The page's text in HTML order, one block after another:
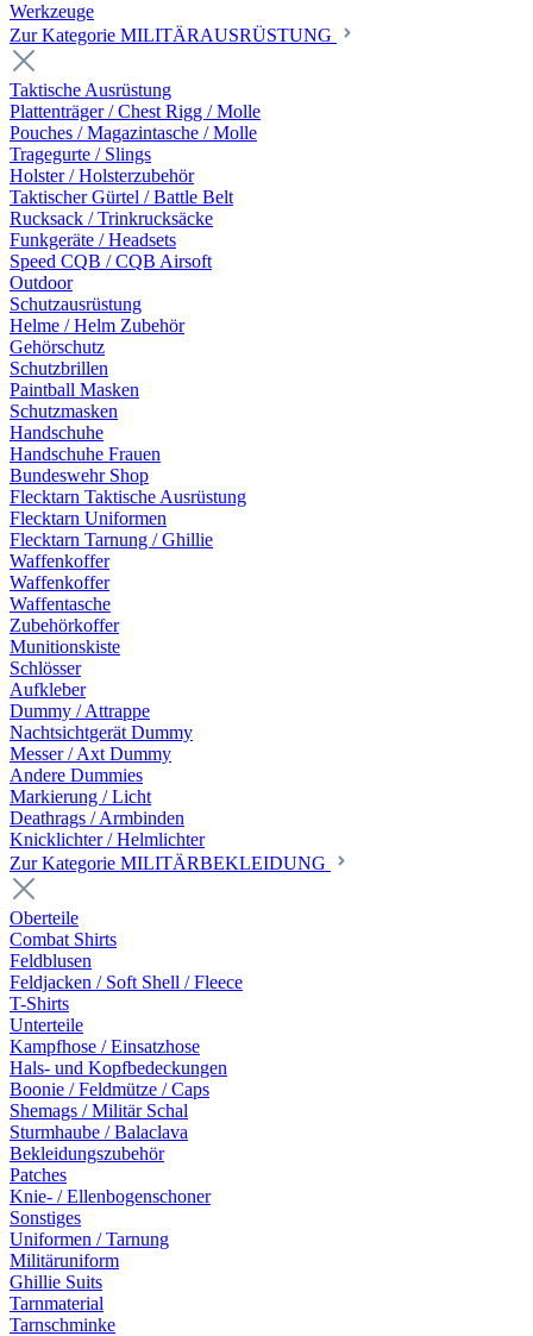
Werkzeuge
Zur Kategorie MILITÄRAUSRÜSTUNG
Taktische Ausrüstung
Plattenträger / Chest Rigg / Molle
Pouches / Magazintasche / Molle
Tragegurte / Slings
Holster / Holsterzubehör
Taktischer Gürtel / Battle Belt
Rucksack / Trinkrucksäcke
Funkgeräte / Headsets
Speed CQB / CQB Airsoft
Outdoor
Schutzausrüstung
Helme / Helm Zubehör
Gehörschutz
Schutzbrillen
Paintball Masken
Schutzmasken
Handschuhe
Handschuhe Frauen
Bundeswehr Shop
Flecktarn Taktische Ausrüstung
Flecktarn Uniformen
Flecktarn Tarnung / Ghillie
Waffenkoffer
Waffenkoffer
Waffentasche
Zubehörkoffer
Munitionskiste
Schlösser
Aufkleber
Dummy / Attrappe
Nachtsichtgerät Dummy
Messer / Axt Dummy
Andere Dummies
Markierung / Licht
Deathrags / Armbinden
Knicklichter / Helmlichter
Zur Kategorie MILITÄRBEKLEIDUNG
Oberteile
Combat Shirts
Feldblusen
Feldjacken / Soft Shell / Fleece
T-Shirts
Unterteile
Kampfhose / Einsatzhose
Hals- und Kopfbedeckungen
Boonie / Feldmütze / Caps
Shemags / Militär Schal
Sturmhaube / Balaclava
Bekleidungszubehör
Patches
Knie- / Ellenbogenschoner
Sonstiges
Uniformen / Tarnung
Militäruniform
Ghillie Suits
Tarnmaterial
Tarnschminke